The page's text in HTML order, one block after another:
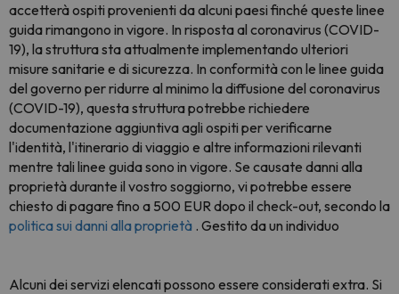
accetterà ospiti provenienti da alcuni paesi finché queste linee
guida rimangono in vigore. In risposta al coronavirus (COVID-
19), la struttura sta attualmente implementando ulteriori
misure sanitarie e di sicurezza. In conformità con le linee guida
del governo per ridurre al minimo la diffusione del coronavirus
(COVID-19), questa struttura potrebbe richiedere
documentazione aggiuntiva agli ospiti per verificarne
l'identità, l'itinerario di viaggio e altre informazioni rilevanti
mentre tali linee guida sono in vigore. Se causate danni alla
proprietà durante il vostro soggiorno, vi potrebbe essere
chiesto di pagare fino a 500 EUR dopo il check-out, secondo la
politica sui danni alla proprietà . Gestito da un individuo
Alcuni dei servizi elencati possono essere considerati extra. Si